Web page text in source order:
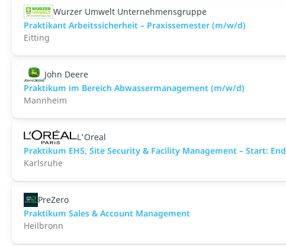
Wurzer Umwelt Unternehmensgruppe
Praktikant Arbeitssicherheit – Praxissemester (m/w/d)
Eitting
John Deere
Praktikum im Bereich Abwassermanagement (m/w/d)
Mannheim
L'Oreal
Praktikum EHS, Site Security & Facility Management – Start:
Karlsruhe
PreZero
Praktikum Sales & Account Management
Heilbronn